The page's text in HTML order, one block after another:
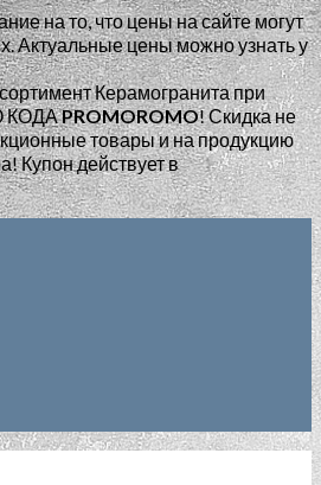
на то, что цены на сайте могут
Актуальные цены можно узнать у
Керамогранита при
КОДАPROMOROMO!Скидка не
товары и на продукцию
Купон действует в